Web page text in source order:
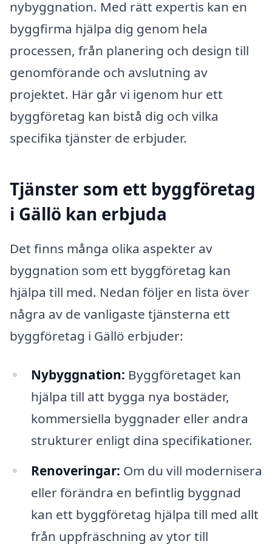
nybyggnation. Med rätt expertis kan en
byggfirma hjälpa dig genom hela
processen, från planering och design till
genomförande och avslutning av
projektet. Här går vi igenom hur ett
byggföretag kan bistå dig och vilka
specifika tjänster de erbjuder.
Tjänster som ett byggföretag
i Gällö kan erbjuda
Det finns många olika aspekter av
byggnation som ett byggföretag kan
hjälpa till med. Nedan följer en lista över
några av de vanligaste tjänsterna ett
byggföretag i Gällö erbjuder:
Nybyggnation: Byggföretaget kan
hjälpa till att bygga nya bostäder,
kommersiella byggnader eller andra
strukturer enligt dina specifikationer.
Renoveringar: Om du vill modernisera
eller förändra en befintlig byggnad
kan ett byggföretag hjälpa till med allt
från uppfräschning av ytor till